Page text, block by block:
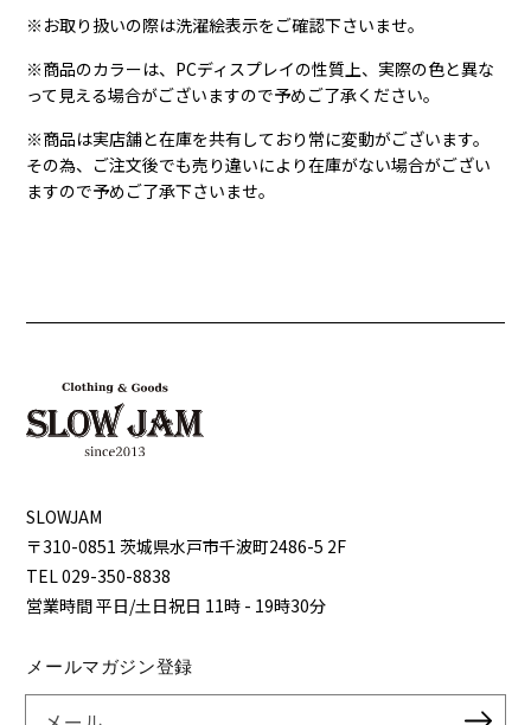
※お取り扱いの際は洗濯絵表示をご確認下さいませ。
※商品のカラーは、PCディスプレイの性質上、実際の色と異な
って見える場合がございますので予めご了承ください。
※商品は実店舗と在庫を共有しており常に変動がございます。
その為、ご注文後でも売り違いにより在庫がない場合がござい
ますので予めご了承下さいませ。
SLOWJAM
〒310-0851 茨城県⽔⼾市千波町2486-5 2F
TEL 029-350-8838
営業時間 平⽇/⼟⽇祝⽇ 11時 - 19時30分
メールマガジン登録